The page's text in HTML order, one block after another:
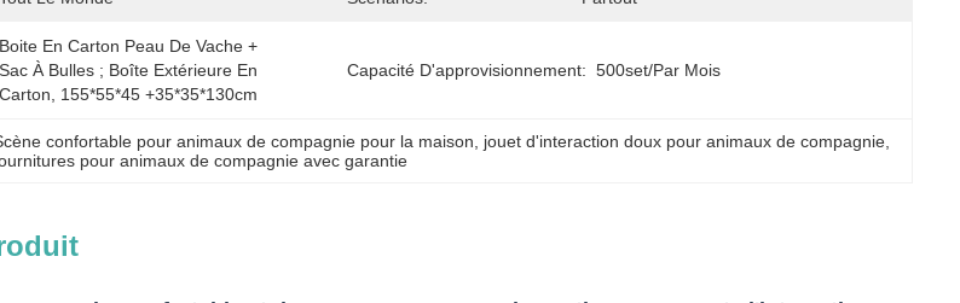
Boite En Carton Peau De Vache +
Sac À Bulles ; Boîte Extérieure En
Carton, 155*55*45 +35*35*130cm
Capacité D'approvisionnement: 500set/par Mois
confortable pour animaux de compagnie pour la maison jouet d'interaction doux pour animaux de compagnie
pour animaux de compagnie avec garantie